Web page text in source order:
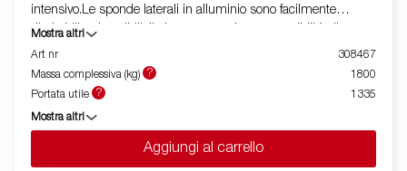
intensivo.Le sponde laterali in alluminio sono facilmente
ribaltabili e rimovibili, il che aumenta le sue possibilità di
utilizzo, trasformandolo da rimorchio cassonato a pianale. I
per assicurare il carico . E' disponibile una vasta gamma di
mostrare attrezzature opzionali.
Mostra altri
Art nr
308467
Massa complessiva (kg)
?
1800
Portata utile
? 1335
Mostra altri
Aggiungi al carrello